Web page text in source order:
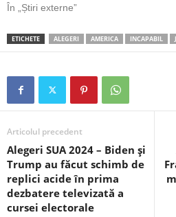
În „Știri externe”
ETICHETE ALEGERI AMERICA INCAPABIL
Articolul precedent
Alegeri SUA 2024 – Biden și
Trump au făcut schimb de
replici acide în prima
dezbatere televizată a
cursei electorale